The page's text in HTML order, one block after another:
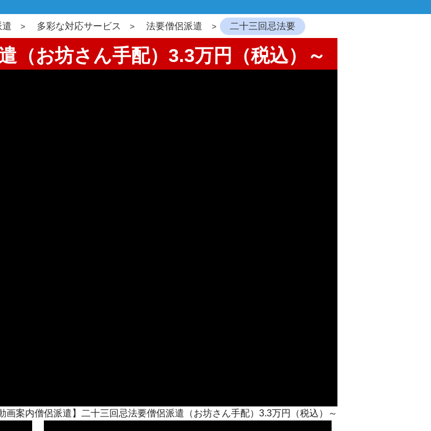
遣 多彩な対応サービス 法要僧侶派遣 二十三回忌法要
（お坊さん手配）3.3万円（税込）～
画案内僧侶派遣】二十三回忌法要僧侶派遣（お坊さん手配）3.3万円（税込）～